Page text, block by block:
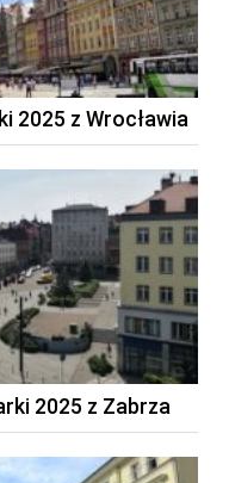
2025 z Wrocławia
2025 z Zabrza